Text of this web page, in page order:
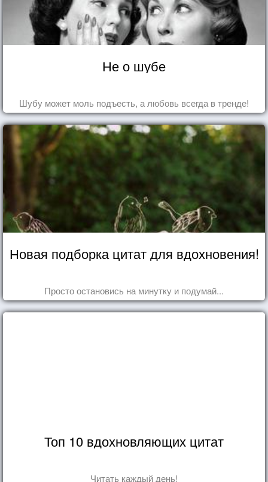
Не о шубе
Шубу может моль подъесть, а любовь всегда в тренде!
Новая подборка цитат для вдохновения!
Просто остановись на минутку и подумай...
Топ 10 вдохновляющих цитат
Читать каждый день!